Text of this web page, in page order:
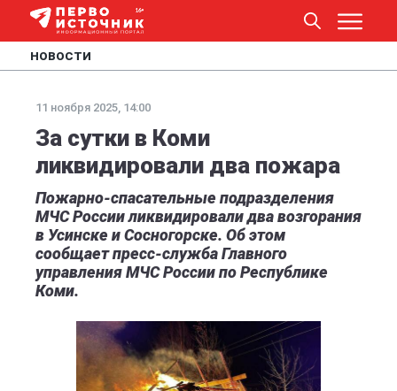
НОВОСТИ
11 ноября 2025, 14:00
За сутки в Коми
ликвидировали два пожара
Пожарно-спасательные подразделения
МЧС России ликвидировали два возгорания
в Усинске и Сосногорске. Об этом
сообщает пресс-служба Главного
управления МЧС России по Республике
Коми.